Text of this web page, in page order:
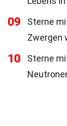
09
Sterne
Zwergen
10
Sterne